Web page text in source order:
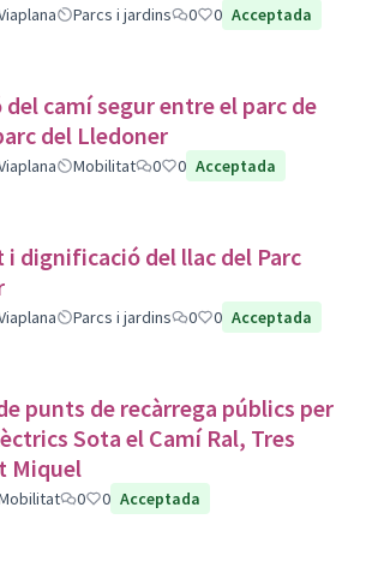
Parcs i jardins 0 0 Acceptada
camí segur entre el parc de
del Lledoner
Mobilitat 0 0 Acceptada
i dignificació del llac del Parc
Parcs i jardins 0 0 Acceptada
punts de recàrrega públics per
Sota el Camí Ral, Tres
Miquel
0 0 Acceptada